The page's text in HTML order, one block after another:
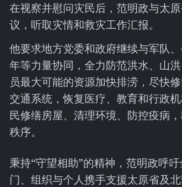
在视察并慰问灾民后，范明政与太
议，听取灾情和救灾工作汇报。
他要求地方党委和政府继续与军队
年等力量协同，全力防范洪水、山
员最大可能的资源加快排涝，尽快修
交通系统，恢复医疗、教育和行政
民修缮房屋、清理环境、防控疫病
秩序。
秉持“守望相助”的精神，范明政呼
门、组织与个人携手支援太原省及